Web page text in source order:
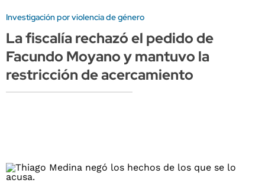
Investigación por violencia de género
La fiscalía rechazó el pedido de
Facundo Moyano y mantuvo la
restricción de acercamiento